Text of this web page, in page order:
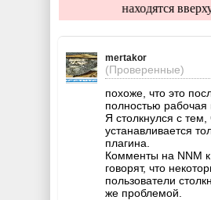
находятся
mertakor
(Проверенные)
похоже, что это
полностью рабочая
Я столкнулся с тем,
устанавливается
плагина.
Комменты на NNM к
говорят, что
пользователи
же проблемой.